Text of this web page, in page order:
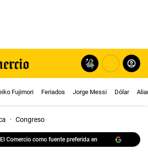
Fujimori Feriados Jorge Messi Dólar
· Congreso
Comercio como fuente preferida en